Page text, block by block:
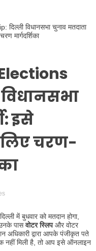
विधानसभा चुनाव मतदाता
मार्गदर्शिका
इसे
चरण-
दिल्ली में बुधवार को मतदान होगा,
उनके पासवोटर स्लिपऔर वोटर
अधिकारी द्वारा आपके पंजीकृत पते
नहीं मिली है, तो आप इसे ऑनलाइन